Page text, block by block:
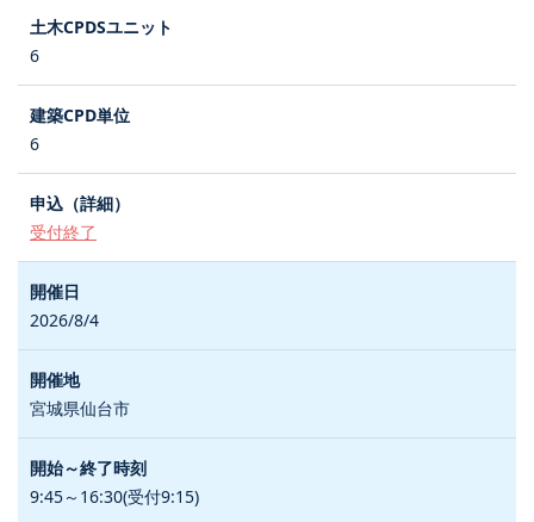
6
6
受付終了
2026/8/4
宮城県仙台市
9:45～16:30(受付9:15)